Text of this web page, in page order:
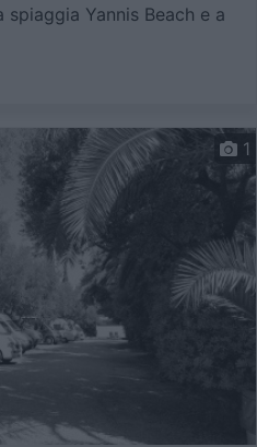
Yannis Beach e a
1